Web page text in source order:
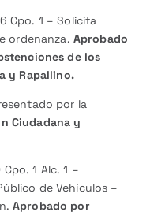
Cpo. 1 – Solicita
ordenanza. Aprobado
de los
y Rapallino.
por la
Ciudadana y
1 Alc. 1 –
de Vehículos –
Aprobado por